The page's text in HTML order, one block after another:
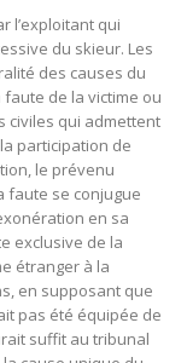
l’exploitant qui
du skieur. Les
des causes du
de la victime ou
civiles qui admettent
participation de
le prévenu
faute se conjugue
en sa
exclusive de la
étranger à la
en supposant que
pas été équipée de
suffit au tribunal